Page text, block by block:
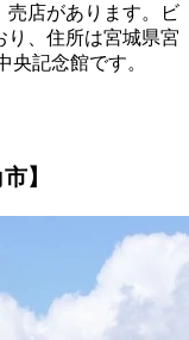
売店があります。ビ
り、住所は宮城県宮
記念館です。
】